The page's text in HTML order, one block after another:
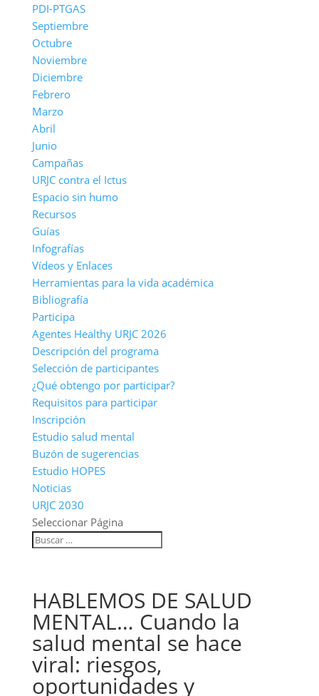
PDI-PTGAS
Septiembre
Octubre
Noviembre
Diciembre
Febrero
Marzo
Abril
Junio
Campañas
URJC contra el Ictus
Espacio sin humo
Recursos
Guías
Infografías
Vídeos y Enlaces
Herramientas para la vida académica
Bibliografía
Participa
Agentes Healthy URJC 2026
Descripción del programa
Selección de participantes
¿Qué obtengo por participar?
Requisitos para participar
Inscripción
Estudio salud mental
Buzón de sugerencias
Estudio HOPES
Noticias
URJC 2030
Seleccionar Página
HABLEMOS DE SALUD
MENTAL… Cuando la
salud mental se hace
viral: riesgos,
oportunidades y